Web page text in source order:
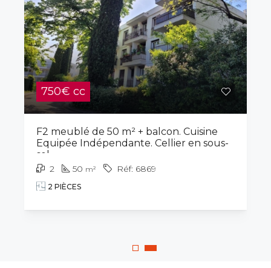
750€ cc
F2 meublé de 50 m² + balcon. Cuisine
Equipée Indépendante. Cellier en sous-
sol.
2 50 m² 6869
2 PIÈCES